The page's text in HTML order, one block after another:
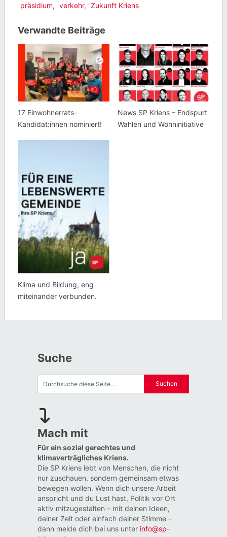
präsidium, verkehr, Zukunft Kriens
Verwandte Beiträge
17 Einwohnerrats-
Kandidat:innen nominiert!
News SP Kriens – Endspurt
Wahlen und Wohninitiative
Klima und Bildung, eng
miteinander verbunden.
Suche
Mach mit
Für ein sozial gerechtes und
klimaverträgliches Kriens.
Die SP Kriens lebt von Menschen, die nicht
nur zuschauen, sondern gemeinsam etwas
bewegen wollen. Wenn dich unsere Arbeit
anspricht und du Lust hast, Politik vor Ort
aktiv mitzugestalten – mit deinen Ideen,
deiner Zeit oder einfach deiner Stimme –
dann melde dich bei uns unter info@sp-